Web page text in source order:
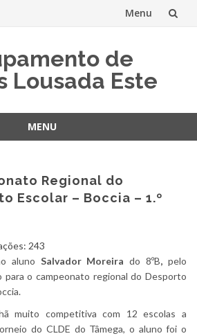
Menu
de
Lousada Este
MENU
Regional do
Escolar – Boccia – 1.º
243
aluno Salvador Moreirado 8ºB, pelo
para o campeonato regional do Desporto
muito competitiva com 12 escolas a
do CLDE do Tâmega, o aluno foi o